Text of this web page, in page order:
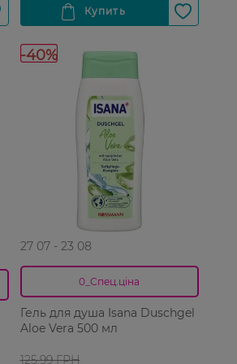
-40%
27 07 - 23 08
0_Спец.ціна
Гель для душа Isana Duschgel
Aloe Vera 500 мл
125,99 ГРН